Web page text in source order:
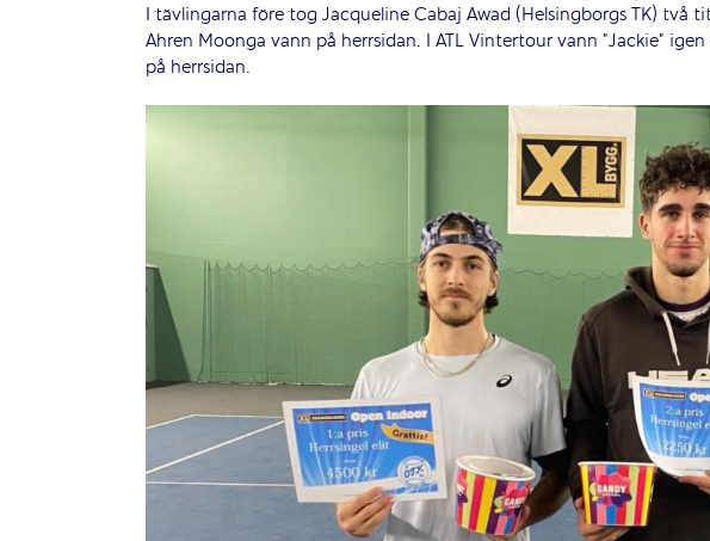
I tävlingarna före tog Jacqueline Cabaj Awad (Helsingborgs TK) två
Ahren Moonga vann på herrsidan. I ATL Vintertour vann ”Jackie”
på herrsidan.